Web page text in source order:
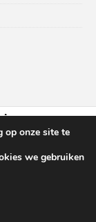
LINKEDIN
CONTACT
op onze site te
we gebruiken